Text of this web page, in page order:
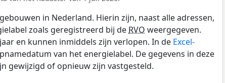
in Nederland. Hierin zijn, naast alle adressen,
zoals geregistreerd bij de RVO weergegeven.
en kunnen inmiddels zijn verlopen. In de Excel-
van het energielabel. De gegevens in deze
gewijzigd of opnieuw zijn vastgesteld.